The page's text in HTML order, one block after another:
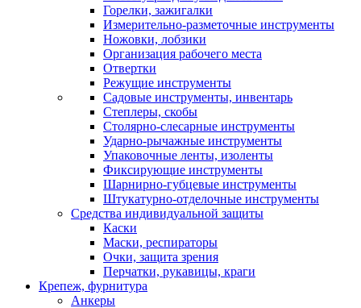
Горелки, зажигалки
Измерительно-разметочные инструменты
Ножовки, лобзики
Организация рабочего места
Отвертки
Режущие инструменты
Садовые инструменты, инвентарь
Степлеры, скобы
Столярно-слесарные инструменты
Ударно-рычажные инструменты
Упаковочные ленты, изоленты
Фиксирующие инструменты
Шарнирно-губцевые инструменты
Штукатурно-отделочные инструменты
Средства индивидуальной защиты
Каски
Маски, респираторы
Очки, защита зрения
Перчатки, рукавицы, краги
Крепеж, фурнитура
Анкеры